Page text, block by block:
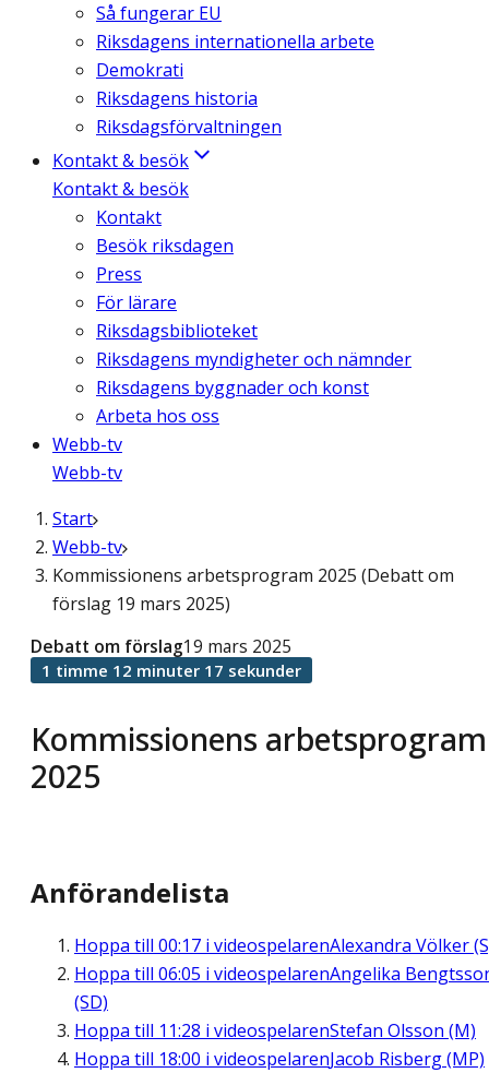
Så fungerar EU
Riksdagens internationella arbete
Demokrati
Riksdagens historia
Riksdagsförvaltningen
Kontakt & besök
Kontakt & besök
Kontakt
Besök riksdagen
Press
För lärare
Riksdagsbiblioteket
Riksdagens myndigheter och nämnder
Riksdagens byggnader och konst
Arbeta hos oss
Webb-tv
Webb-tv
Start
Webb-tv
Kommissionens arbetsprogram 2025 (Debatt om
förslag 19 mars 2025)
Kommissionens arbetsprogram
2025
Debatt om förslag19 mars 2025
1 timme 12 minuter 17 sekunder
Anförandelista
Hoppa till 00:17 i videospelarenAlexandra Völker
Hoppa till 06:05 i videospelarenAngelika
(SD)
Hoppa till 11:28 i videospelarenStefan Olsson (M)
Hoppa till 18:00 i videospelarenJacob Risberg (MP)